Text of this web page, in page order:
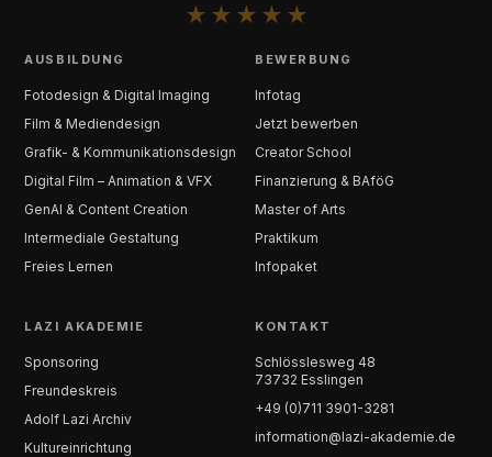
★ ★ ★ ★ ★
AUSBILDUNG
Fotodesign & Digital Imaging
Film & Mediendesign
Grafik- & Kommunikationsdesign
Digital Film – Animation & VFX
GenAI & Content Creation
Intermediale Gestaltung
Freies Lernen
BEWERBUNG
Infotag
Jetzt bewerben
Creator School
Finanzierung & BAföG
Master of Arts
Praktikum
Infopaket
LAZI AKADEMIE
Sponsoring
Freundeskreis
Adolf Lazi Archiv
Kultureinrichtung
KONTAKT
Schlösslesweg 48
73732 Esslingen
+49 (0)711 3901-3281
information@lazi-akademie.de